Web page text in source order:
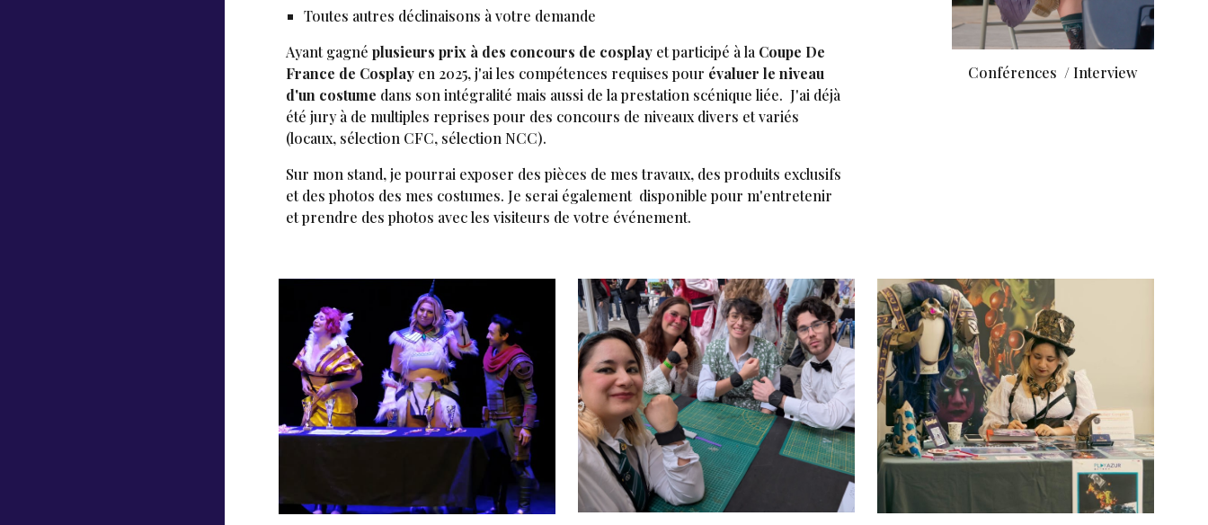
Toutes autres déclinaisons à votre demande
Ayant gagnéplusieurs prix à des concours de cosplay et participé à la Coupe De
France de Cosplay en 2025, j'ai les compétences requises pour évaluer le niveau
d'un costume dans son intégralité mais aussi de la prestation scénique liée. J'ai déjà
été jury à de multiples reprises pour des concours de niveaux divers et variés
(locaux, sélection CFC, sélection NCC).
Sur mon stand, je pourrai exposer des pièces de mes travaux, des produits exclusifs
et des photos des mes costumes. Je serai également disponible pour m'entretenir
et prendre des photos avec les visiteurs de votre événement.
Conférences / Interview